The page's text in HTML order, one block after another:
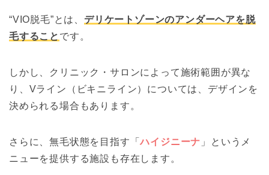
“VIO脱毛”とは、 デリケートゾーンのアンダーヘアを脱
毛すること です。
しかし、クリニック・サロンによって施術範囲が異な
り、Vライン（ビキニライン）については、デザインを
決められる場合もあります。
さらに、無毛状態を目指す「ハイジニーナ 」というメ
ニューを提供する施設も存在します。